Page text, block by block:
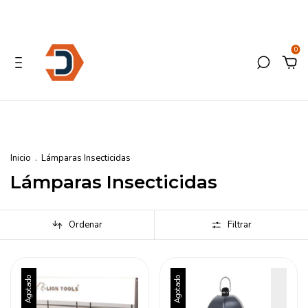
0
Inicio . Lámparas Insecticidas
Lámparas Insecticidas
Ordenar Filtrar
Agotado Agotado